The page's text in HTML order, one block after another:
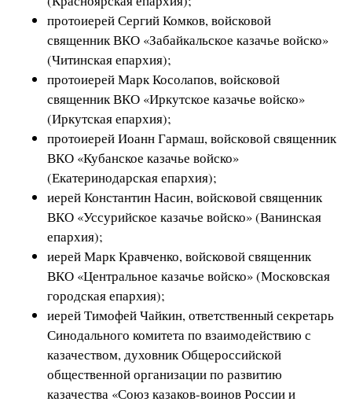
протоиерей Сергий Комков, войсковой
священник ВКО «Забайкальское казачье войско»
(Читинская епархия);
протоиерей Марк Косолапов, войсковой
священник ВКО «Иркутское казачье войско»
(Иркутская епархия);
протоиерей Иоанн Гармаш, войсковой священник
ВКО «Кубанское казачье войско»
(Екатеринодарская епархия);
иерей Константин Насин, войсковой священник
ВКО «Уссурийское казачье войско» (Ванинская
епархия);
иерей Марк Кравченко, войсковой священник
ВКО «Центральное казачье войско» (Московская
городская епархия);
иерей Тимофей Чайкин, ответственный секретарь
Синодального комитета по взаимодействию с
казачеством, духовник Общероссийской
общественной организации по развитию
казачества «Союз казаков-воинов России и